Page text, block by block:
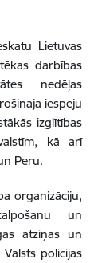
Lietuvas
darbības
nedēļas
iespēju
izglītības
kā arī
Peru.
organizāciju,
un
atziņas un
policijas